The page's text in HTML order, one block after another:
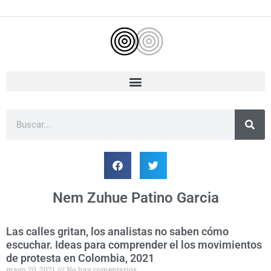
al
Nem Zuhue Patino Garcia
Las calles gritan, los analistas no saben cómo
escuchar. Ideas para comprender el los movimientos
de protesta en Colombia, 2021
mayo 20, 2021 No hay comentarios